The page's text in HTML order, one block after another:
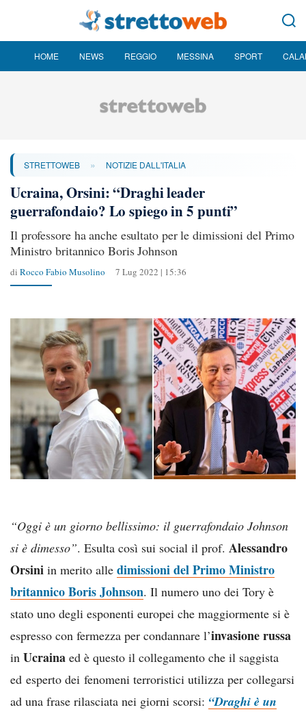
HOME NEWS REGGIO MESSINA SPORT
STRETTOWEB » NOTIZIE DALL'ITALIA
Ucraina, Orsini: “Draghi leader
guerrafondaio? Lo spiego in 5 punti”
Il professore ha anche esultato per le dimissioni del Primo
Ministro britannico Boris Johnson
di Rocco Fabio Musolino 7 Lug 2022 | 15:36
“Oggi è un giorno bellissimo: il guerrafondaio Johnson
si è dimesso”. Esulta così sui social il prof. Alessandro
Orsini in merito alle dimissioni del Primo Ministro
britannico Boris Johnson. Il numero uno dei Tory è
stato uno degli esponenti europei che maggiormente si è
espresso con fermezza per condannare l’invasione russa
in Ucraina ed è questo il collegamento che il saggista
ed esperto dei fenomeni terroristici utilizza per collegarsi
ad una frase rilasciata nei giorni scorsi: “Draghi è un